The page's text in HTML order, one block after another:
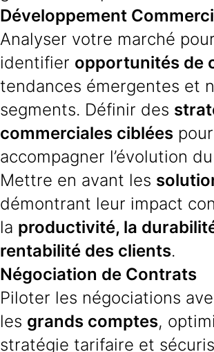
Développement
Analyser votre marché pour
identifier opportunités de
tendances émergentes et
segments. Définir des
commerciales ciblées pour
accompagner l’évolution
Mettre en avant les
démontrant leur impact
la productivité, la
rentabilité des clients.
Négociation de Contrats
Piloter les négociations
les grands comptes,
stratégie tarifaire et